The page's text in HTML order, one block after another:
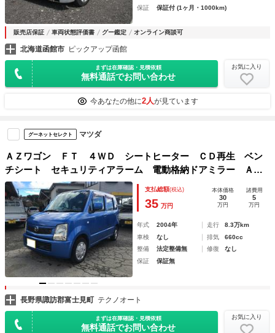
保証
保証付 (1ヶ月・1000km)
販売店保証 車両状態評価書 グー鑑定 オンライン商談可
北海道函館市 ピックアップ函館
まずは在庫確認・見積依頼
無料通話でお問い合わせ
お気に入り
今あなたの他に2人が見ています
グーネットセレクト マツダ
ＡＺワゴン ＦＴ ４ＷＤ シートヒーター ＣＤ再生 ベン
チシート セキュリティアラーム 電動格納ドアミラー ＡＢ
Ｓ 運転席・助手席エアバッグ エアコン パワーステアリン
グ パワーウィンドウ ドアバイザー
支払総額(税込)
35 万円
本体価格
30
万円
諸費用
5
万円
年式 2004年 走行
8.3万km
車検
なし 排気
660cc
整備
法定整備無 修復
なし
保証
保証無
長野県諏訪郡富士見町 テクノオート
まずは在庫確認・見積依頼
無料通話でお問い合わせ
お気に入り